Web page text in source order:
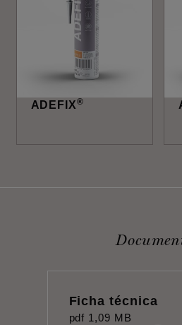
ADEFIX®
Ficha técnica
pdf 1,09 MB